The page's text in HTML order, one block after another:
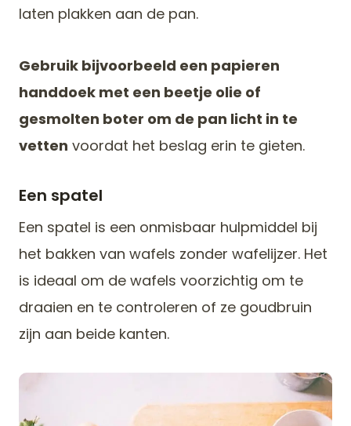
laten plakken aan de pan.
Gebruik bijvoorbeeld een papieren
handdoek met een beetje olie of
gesmolten boter om de pan licht in te
vetten voordat het beslag erin te gieten.
Een spatel
Een spatel is een onmisbaar hulpmiddel bij
het bakken van wafels zonder wafelijzer. Het
is ideaal om de wafels voorzichtig om te
draaien en te controleren of ze goudbruin
zijn aan beide kanten.